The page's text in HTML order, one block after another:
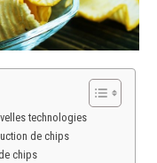
technologies
de chips
chips